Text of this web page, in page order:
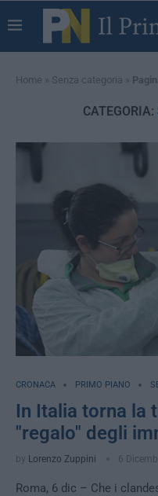
Home » Senza categoria »
CATEGORIA:
CRONACA PRIMO PIANO
In Italia torna la
"regalo" degli
by Lorenzo Zuppini 6
Roma, 6 dic – Che i